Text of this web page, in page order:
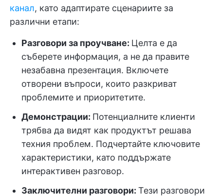
канал, като адаптирате сценариите за
различни етапи:
Разговори за проучване: Целта е да
съберете информация, а не да правите
незабавна презентация. Включете
отворени въпроси, които разкриват
проблемите и приоритетите.
Демонстрации: Потенциалните клиенти
трябва да видят как продуктът решава
техния проблем. Подчертайте ключовите
характеристики, като поддържате
интерактивен разговор.
Заключителни разговори: Тези разговори